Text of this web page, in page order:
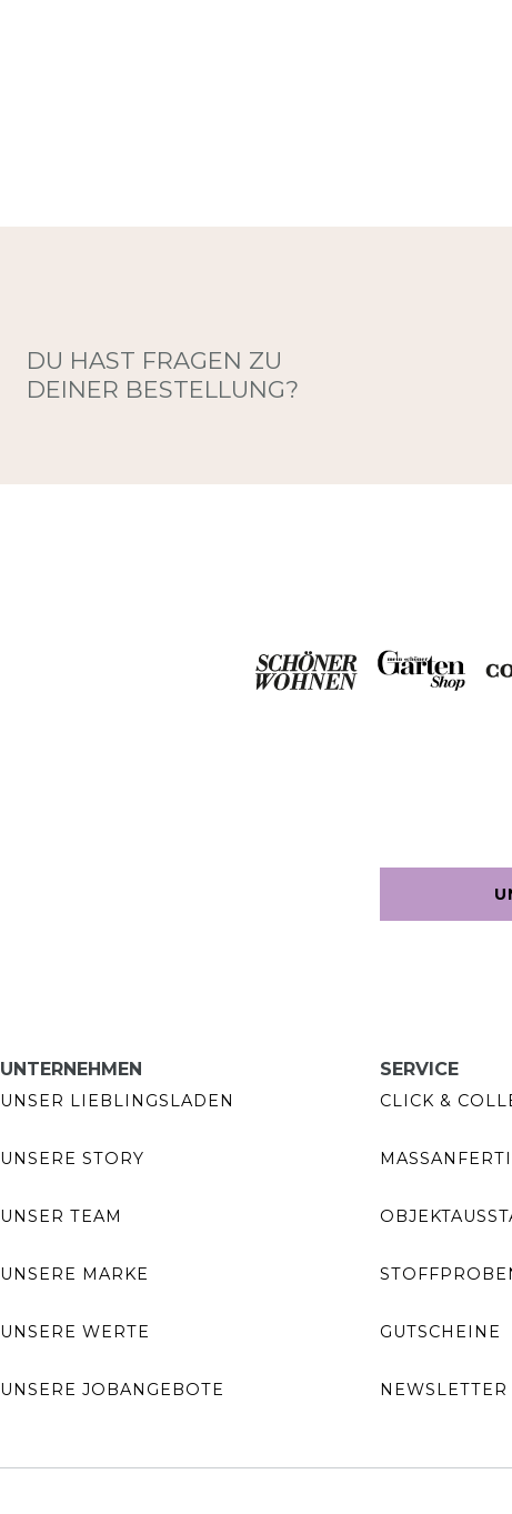
DU HAST FRAGEN ZU
DEINER BESTELLUNG?
UNTERNEHMEN
UNSER LIEBLINGSLADEN
UNSERE STORY
UNSER TEAM
UNSERE MARKE
UNSERE WERTE
UNSERE JOBANGEBOTE
SERVICE
CLICK &
GUTSCHEINE
NEWSLETTER